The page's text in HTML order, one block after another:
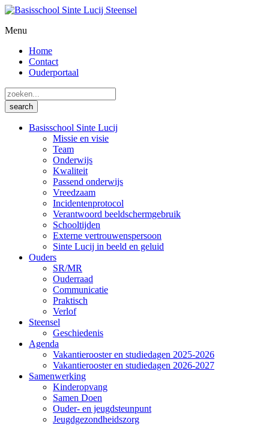
Menu
Home
Contact
Ouderportaal
Basisschool Sinte Lucij
Missie en visie
Team
Onderwijs
Kwaliteit
Passend onderwijs
Vreedzaam
Incidentenprotocol
Verantwoord beeldschermgebruik
Schooltijden
Externe vertrouwenspersoon
Sinte Lucij in beeld en geluid
Ouders
SR/MR
Ouderraad
Communicatie
Praktisch
Verlof
Steensel
Geschiedenis
Agenda
Vakantierooster en studiedagen 2025-2026
Vakantierooster en studiedagen 2026-2027
Samenwerking
Kinderopvang
Samen Doen
Ouder- en jeugdsteunpunt
Jeugdgezondheidszorg